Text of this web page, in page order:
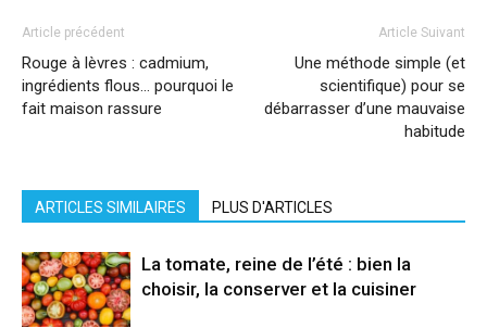
Article précédent
Rouge à lèvres : cadmium,
ingrédients flous… pourquoi le
fait maison rassure
Article Suivant
Une méthode simple (et
scientifique) pour se
débarrasser d’une mauvaise
habitude
ARTICLES SIMILAIRES PLUS D'ARTICLES
La tomate, reine de l’été : bien la
choisir, la conserver et la cuisiner